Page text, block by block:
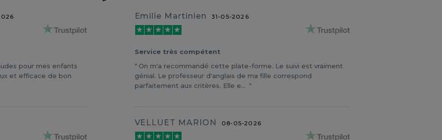
pour mes enfants
et efficace de bon
Emilie Martinien 31-05-2026
Service très compétent
On m'a recommandé cette plate-forme. Le suivi est vraiment
génial. Le professeur d'anglais de ma fille correspond
parfaitement aux critères. Elle e...
VELLUET MARION 08-05-2026